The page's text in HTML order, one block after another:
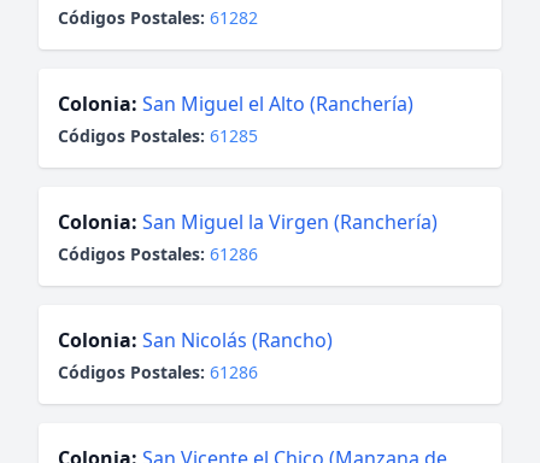
Códigos Postales: 61282
Colonia: San Miguel el Alto (Ranchería)
Códigos Postales: 61285
Colonia: San Miguel la Virgen (Ranchería)
Códigos Postales: 61286
Colonia: San Nicolás (Rancho)
Códigos Postales: 61286